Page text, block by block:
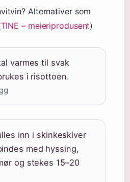
Alternativer som
TINE – meieriprodusent)
varmes til svak
i risottoen.
inn i skinkeskiver
med hyssing,
og stekes 15–20